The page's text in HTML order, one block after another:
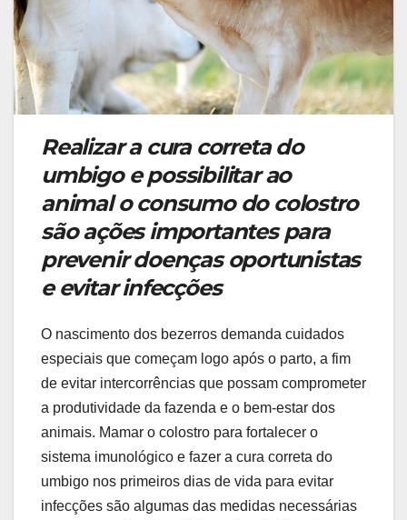
Realizar a cura correta do
umbigo e possibilitar ao
animal o consumo do colostro
são ações importantes para
prevenir doenças oportunistas
e evitar infecções
O nascimento dos bezerros demanda cuidados
especiais que começam logo após o parto, a fim
de evitar intercorrências que possam comprometer
a produtividade da fazenda e o bem-estar dos
animais. Mamar o colostro para fortalecer o
sistema imunológico e fazer a cura correta do
umbigo nos primeiros dias de vida para evitar
infecções são algumas das medidas necessárias